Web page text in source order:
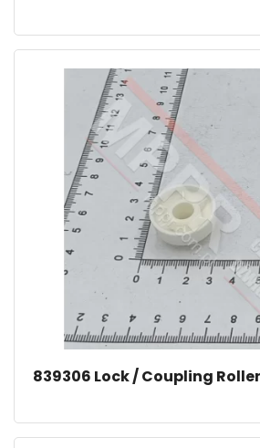
839306 Lock / Coupling